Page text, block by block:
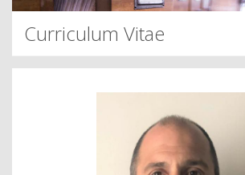
Curriculum Vitae